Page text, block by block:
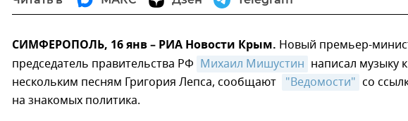
СИМФЕРОПОЛЬ, 16 янв – РИА Новости Крым. Новый премьер-
председатель правительства РФ Михаил Мишустин написал музыку к
нескольким песням Григория Лепса, сообщают "Ведомости" со
на знакомых политика.